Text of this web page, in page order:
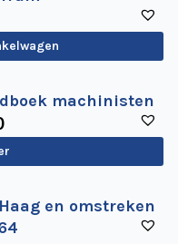
machinisten
en omstreken